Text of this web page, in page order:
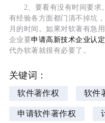
2、要看有没有时间要求
有经验各方面都门清不掉坑
月的时间。如果对软著有急
企业要申请高新技术企业认定
代办软著就很有必要了。
关键词：
软件著作权 软件
申请软件著作权